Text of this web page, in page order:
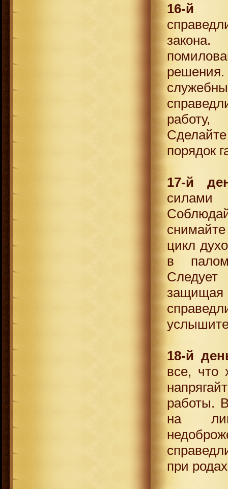
16-й
решения.
порядок
17-й
цикл
в
18-й
все, что
работы.
на
при